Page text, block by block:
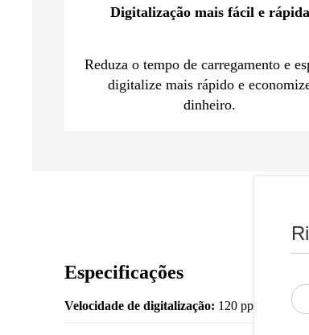
Digitalização mais fácil e rápida
Reduza o tempo de carregamento e
digitalize mais rápido e
dinheiro.
Especificações
Velocidade de digitalização: 120 ppm / 240